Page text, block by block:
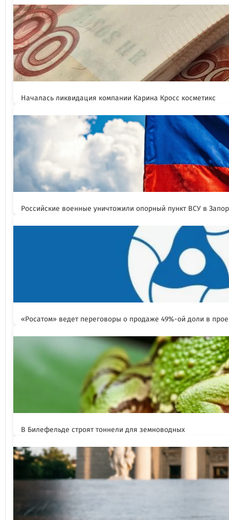
Началась ликвидация компании Карина Кросс косметикс
Российские военные уничтожили опорный пункт ВСУ в
«Росатом» ведет переговоры о продаже 49%-ой доли в
В Билефельде строят тоннели для земноводных